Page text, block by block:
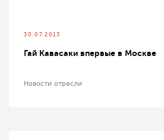
30.07.2013
Гай Кавасаки впервые в Москве
Новости отрасли